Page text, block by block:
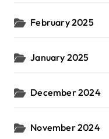
February 2025
January 2025
December 2024
November 2024